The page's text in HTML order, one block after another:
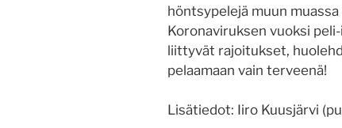
höntsypelejä muun
Koronaviruksen vuoksi
liittyvät rajoitukset,
pelaamaan vain terveenä!
Lisätiedot: Iiro Kuusjärvi